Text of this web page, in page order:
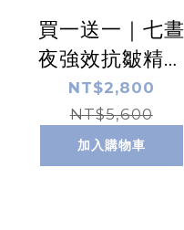
買一送一｜七晝
夜強效抗皺精華
乳 60ml
NT$2,800
NT$5,600
加入購物車